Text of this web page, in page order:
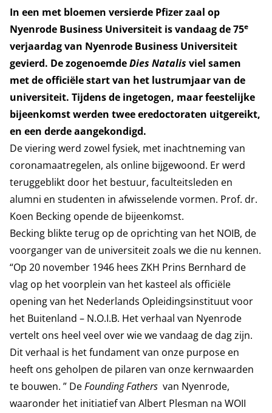
In een met bloemen versierde Pfizer zaal op
Nyenrode Business Universiteit is vandaag de 75e
verjaardag van Nyenrode Business Universiteit
gevierd. De zogenoemdeDies Natalis viel samen
met de officiële start van het lustrumjaar van de
universiteit. Tijdens de ingetogen, maar feestelijke
bijeenkomst werden twee eredoctoraten uitgereikt,
en een derde aangekondigd.
De viering werd zowel fysiek, met inachtneming van
coronamaatregelen, als online bijgewoond. Er werd
teruggeblikt door het bestuur, faculteitsleden en
alumni en studenten in afwisselende vormen. Prof. dr.
Koen Becking opende de bijeenkomst.
Becking blikte terug op de oprichting van het NOIB, de
voorganger van de universiteit zoals we die nu kennen.
“Op 20 november 1946 hees ZKH Prins Bernhard de
vlag op het voorplein van het kasteel als officiële
opening van het Nederlands Opleidingsinstituut voor
het Buitenland – N.O.I.B. Het verhaal van Nyenrode
vertelt ons heel veel over wie we vandaag de dag zijn.
Dit verhaal is het fundament van onze purpose en
heeft ons geholpen de pilaren van onze kernwaarden
te bouwen. ” DeFounding Fathers van Nyenrode,
waaronder het initiatief van Albert Plesman na WOII